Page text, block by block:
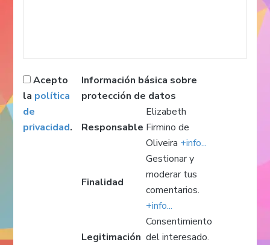
Acepto
la política
de
privacidad.
Información básica sobre
protección de datos
Responsable
Elizabeth
Firmino de
Oliveira +info...
Finalidad
Gestionar y
moderar tus
comentarios.
+info...
Legitimación
Consentimiento
del interesado.